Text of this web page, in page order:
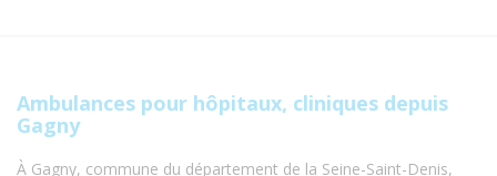
Ambulances pour hôpitaux, cliniques depuis
Gagny
À Gagny, commune du département de la Seine-Saint-Denis,